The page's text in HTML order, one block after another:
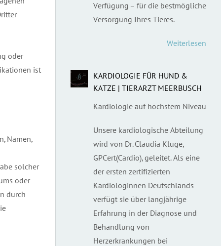
oder
ist
Namen,
solcher
oder
durch
Verfügung – für die bestmögliche
Versorgung Ihres Tieres.
Weiterlesen
KARDIOLOGIE FÜR HUND &
KATZE | TIERARZT MEERBUSCH
Kardiologie auf höchstem Niveau
Unsere kardiologische Abteilung
wird von Dr. Claudia Kluge,
GPCert(Cardio), geleitet. Als eine
der ersten zertifizierten
Kardiologinnen Deutschlands
verfügt sie über langjährige
Erfahrung in der Diagnose und
Behandlung von
Herzerkrankungen bei